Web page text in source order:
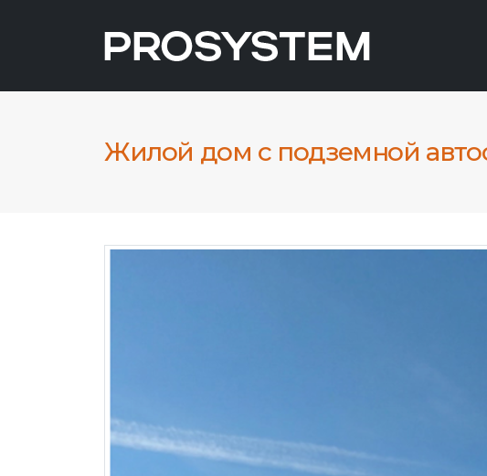
Жилой дом с подземной